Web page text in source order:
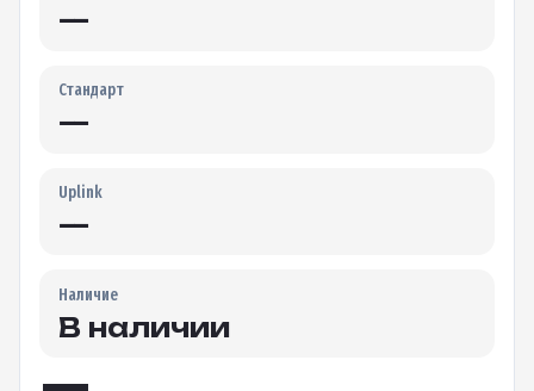
—
Стандарт
—
Uplink
—
Наличие
В наличии